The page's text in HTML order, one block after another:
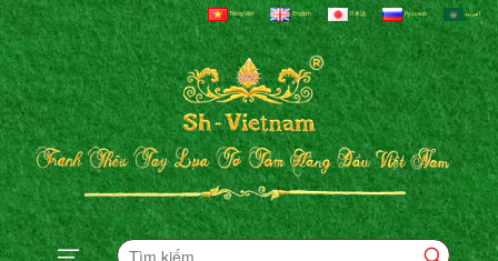
Tiếng Việt English 日本語 Русский العربية